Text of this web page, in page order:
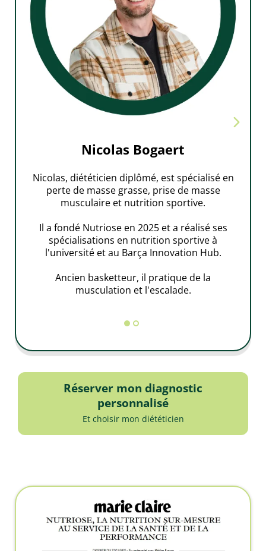
Nicolas Bogaert
Nicolas, diététicien diplômé, est spécialisé en
perte de masse grasse, prise de masse
musculaire et nutrition sportive.
Il a fondé Nutriose en 2025 et a réalisé ses
spécialisations en nutrition sportive à
l'université et au Barça Innovation Hub.
Ancien basketteur, il pratique de la
musculation et l'escalade.
Réserver mon diagnostic
personnalisé
Et choisir mon diététicien